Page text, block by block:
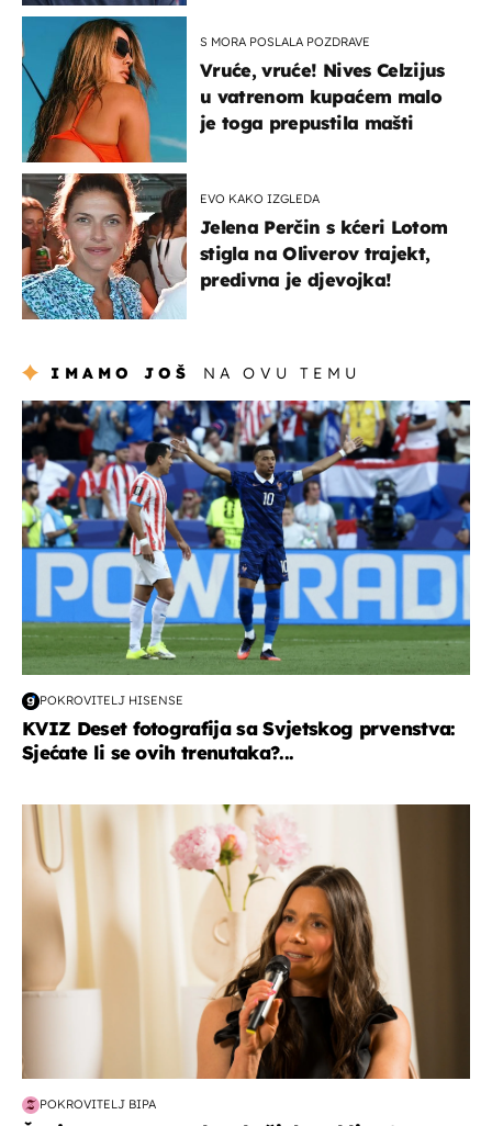
S MORA POSLALA POZDRAVE
Vruće, vruće! Nives Celzijus
u vatrenom kupaćem malo
je toga prepustila mašti
EVO KAKO IZGLEDA
Jelena Perčin s kćeri Lotom
stigla na Oliverov trajekt,
predivna je djevojka!
IMAMO JOŠ NA OVU TEMU
svjetsko prvenstvo 2026
POKROVITELJ HISENSE
KVIZ Deset fotografija sa Svjetskog prvenstva:
Sjećate li se ovih trenutaka?...
moda & ljepota
POKROVITELJ BIPA